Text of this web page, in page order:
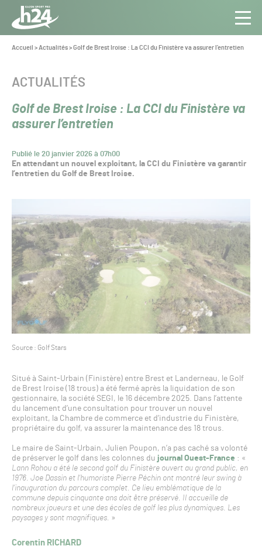
Panneau de gestion des cookies
Aller au contenu
Toute
l’info
Pro
Vous
Accueil >Actualités>Golf de Brest Iroise : La CCI du Finistère va assurer l’entretien
Golf de Brest Iroise : La CCI du Finistère va
assurer l’entretien
Publié le 20 janvier 2026 à 07h00
CATÉGORIE :
ACTUALITÉS
En attendant un nouvel exploitant, la CCI du Finistère va garantir
l’entretien du Golf de Brest Iroise.
Source : Golf Stars
Situé à Saint-Urbain (Finistère) entre Brest et Landerneau, le Golf
de Brest Iroise (18 trous) a été fermé après la liquidation de son
gestionnaire, la société SEGI, le 16 décembre 2025. Dans l’attente
du lancement d’une consultation pour trouver un nouvel
exploitant, la Chambre de commerce et d’industrie du Finistère,
propriétaire du golf, va assurer la maintenance des 18 trous.
Le maire de Saint-Urbain, Julien Poupon, n’a pas caché sa volonté
de préserver le golf dans les colonnes du journal Ouest-France : «
Lann Rohou a été le second golf du Finistère ouvert au grand public, en
1976. Joe Dassin et l’humoriste Pierre Péchin ont montré leur swing à
l’inauguration du parcours complet. Ce lieu emblématique de la
commune depuis cinquante ans doit être préservé. Il accueille de
nombreux joueurs et une des écoles de golf les plus dynamiques. Les
paysages y sont magnifiques. »
Corentin RICHARD